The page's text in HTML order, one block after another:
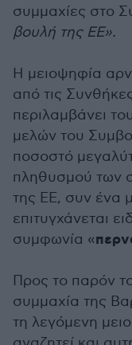
συμμαχίες στο
βουλή της ΕΕ».
Η μειοψηφία
από τις
περιλαμβάνει
μελών του
ποσοστό
πληθυσμού των
της ΕΕ, συν ένα
επιτυγχάνεται
συμφωνία «
Προς το παρόν
συμμαχία της
τη λεγόμενη